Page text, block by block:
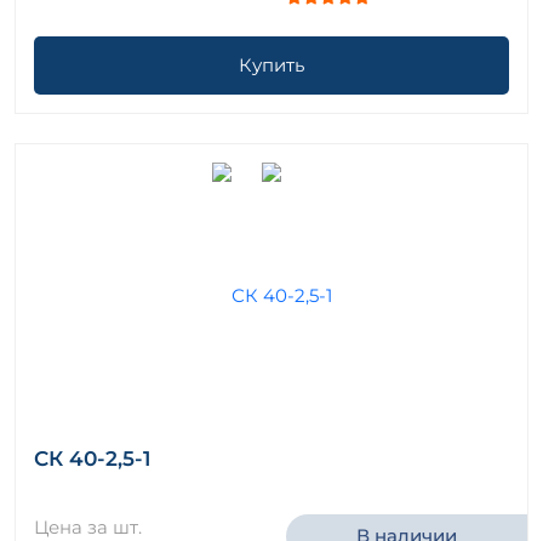
Купить
СК 40-2,5-1
Цена за шт. В наличии